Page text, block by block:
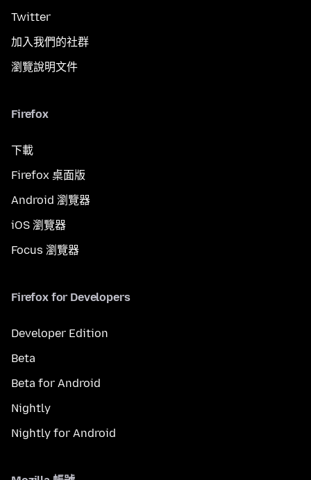
Twitter
加入我們的社群
瀏覽說明文件
Firefox
下載
Firefox 桌面版
Android 瀏覽器
iOS 瀏覽器
Focus 瀏覽器
Firefox for Developers
Developer Edition
Beta
Beta for Android
Nightly
Nightly for Android